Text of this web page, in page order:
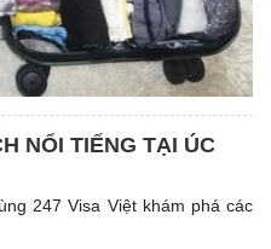
NỔI TIẾNG TẠI ÚC
247 Visa Việt khám phá các